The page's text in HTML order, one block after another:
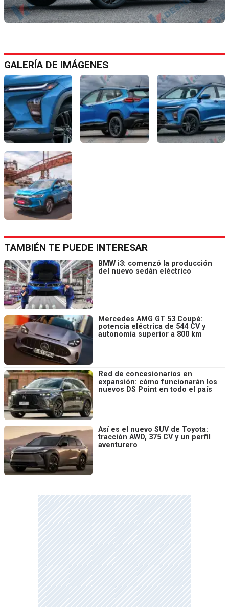
GALERÍA DE IMÁGENES
TAMBIÉN TE PUEDE INTERESAR
BMW i3: comenzó la producción
del nuevo sedán eléctrico
Mercedes AMG GT 53 Coupé:
potencia eléctrica de 544 CV y
autonomía superior a 800 km
Red de concesionarios en
expansión: cómo funcionarán los
nuevos DS Point en todo el país
Así es el nuevo SUV de Toyota:
tracción AWD, 375 CV y un perfil
aventurero